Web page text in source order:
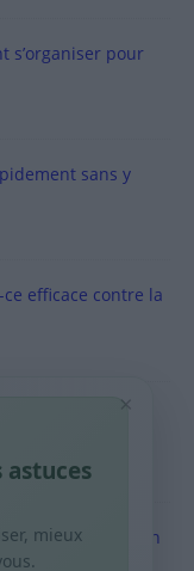
s’organiser pour
sans y
efficace contre la
simple +
économiser en
×
astuces
mieux